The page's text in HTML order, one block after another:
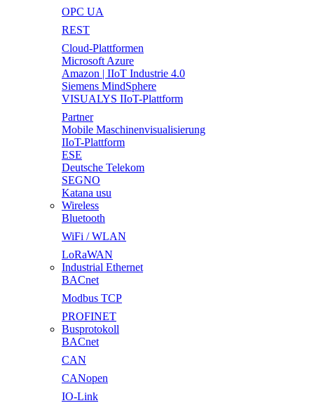
OPC UA
REST
Cloud-Plattformen
Microsoft Azure
Amazon | IIoT Industrie 4.0
Siemens MindSphere
VISUALYS IIoT-Plattform
Partner
Mobile Maschinenvisualisierung
IIoT-Plattform
ESE
Deutsche Telekom
SEGNO
Katana usu
Wireless
Bluetooth
WiFi / WLAN
LoRaWAN
Industrial Ethernet
BACnet
Modbus TCP
PROFINET
Busprotokoll
BACnet
CAN
CANopen
IO-Link